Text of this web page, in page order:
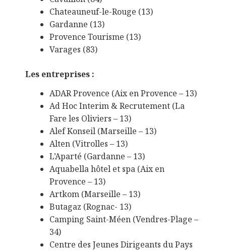
Chateauneuf-le-Rouge (13)
Gardanne (13)
Provence Tourisme (13)
Varages (83)
Les entreprises :
ADAR Provence (Aix en Provence – 13)
Ad Hoc Interim & Recrutement (La
Fare les Oliviers – 13)
Alef Konseil (Marseille – 13)
Alten (Vitrolles – 13)
L’Aparté (Gardanne – 13)
Aquabella hôtel et spa (Aix en
Provence – 13)
Artkom (Marseille – 13)
Butagaz (Rognac- 13)
Camping Saint-Méen (Vendres-Plage –
34)
Centre des Jeunes Dirigeants du Pays